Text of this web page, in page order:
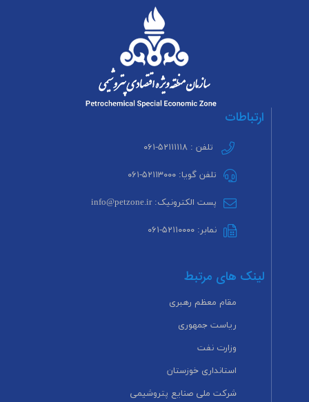
ارتباطات
تلفن : ۵۲۱۱۱۱۱۸-۰۶۱
تلفن گویا: ۵۲۱۱۳۰۰۰-۰۶۱
پست الکترونیک: info@petzone.ir
نمابر: ۵۲۱۱۰۰۰۰-۰۶۱
لینک های مرتبط
مقام معظم رهبری
ریاست جمهوری
وزارت نفت
استانداری خوزستان
شرکت ملی صنایع پتروشیمی